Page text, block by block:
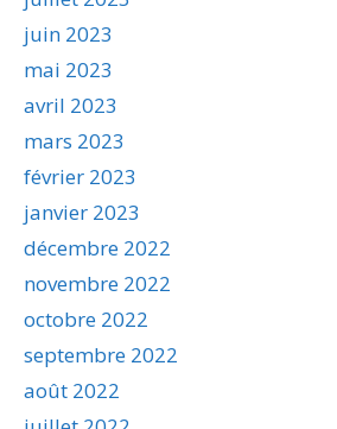
juin 2023
mai 2023
avril 2023
mars 2023
février 2023
janvier 2023
décembre 2022
novembre 2022
octobre 2022
septembre 2022
août 2022